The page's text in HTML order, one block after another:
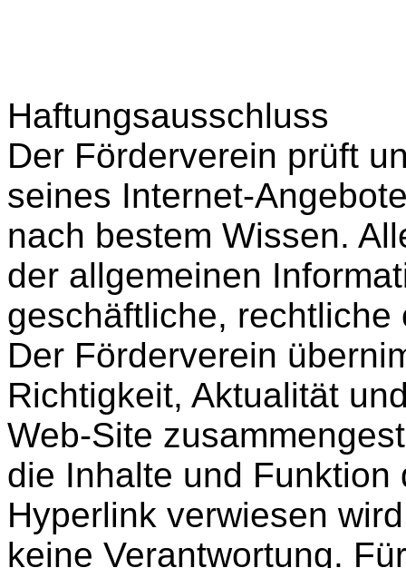
Haftungsausschluss
Der Förderverein prüft
seines Internet-
nach bestem Wissen.
der allgemeinen
geschäftliche,
Der Förderverein
Richtigkeit, Aktualität
Web-Site
die Inhalte und
Hyperlink verwiesen
keine Verantwortung.